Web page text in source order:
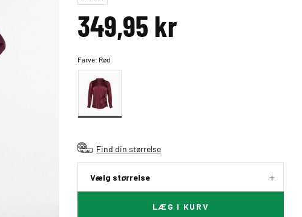
349,95 kr
Farve: Rød
Find din størrelse
Vælg størrelse
LÆG I KURV